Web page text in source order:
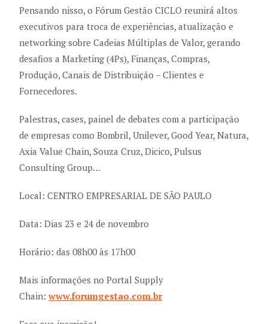
Pensando nisso, o Fórum Gestão CICLO reunirá altos
executivos para troca de experiências, atualização e
networking sobre Cadeias Múltiplas de Valor, gerando
desafios a Marketing (4Ps), Finanças, Compras,
Produção, Canais de Distribuição – Clientes e
Fornecedores.
Palestras, cases, painel de debates com a participação
de empresas como Bombril, Unilever, Good Year, Natura,
Axia Value Chain, Souza Cruz, Dicico, Pulsus
Consulting Group…
Local: CENTRO EMPRESARIAL DE SÃO PAULO
Data: Dias 23 e 24 de novembro
Horário: das 08h00 às 17h00
Mais informações no Portal Supply
Chain: www.forumgestao.com.br